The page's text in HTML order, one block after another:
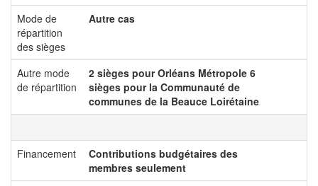
Mode de
répartition
des sièges
Autre cas
Autre mode
de répartition
2 sièges pour Orléans Métropole 6
sièges pour la Communauté de
communes de la Beauce Loirétaine
Financement
Contributions budgétaires des
membres seulement